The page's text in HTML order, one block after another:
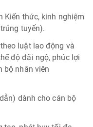
Kiến thức, kinh nghiệm
tuyển).
luật lao động và
độ đãi ngộ, phúc lợi
bộ nhân viên
dành cho cán bộ